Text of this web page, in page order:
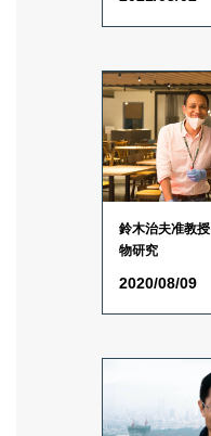
鈴木治夫准教
物研究
2020/08/09